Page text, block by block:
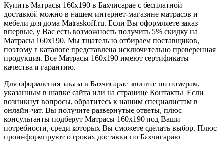
Купить Матрасы 160х190 в Бахчисарае с бесплатной
доставкой можно в нашем интернет-магазине матрасов и
мебели для дома Matraskoff.ru. Если Вы оформляете заказ
впервые, у Вас есть возможность получить 5% скидку на
Матрасы 160х190. Мы тщательно отбираем поставщиков,
поэтому в каталоге представлена исключительно проверенная
продукция. Все Матрасы 160х190 имеют сертификаты
качества и гарантию.
Для оформления заказа в Бахчисарае звоните по номерам,
указанным в шапке сайта или на странице Контакты. Если
возникнут вопросы, обратитесь к нашим специалистам в
онлайн-чат. Вы получите развернутые ответы, плюс
консультанты подберут Матрасы 160х190 под Ваши
потребности, среди которых Вы сможете сделать выбор. Плюс
проинформируют о сроках доставки по Бахчисараю